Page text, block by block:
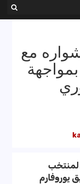
مع
يوروفارم